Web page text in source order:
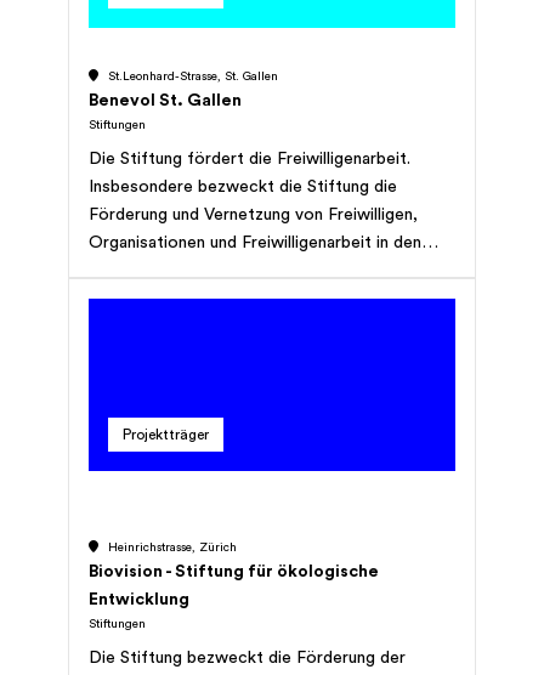
St.Leonhard-Strasse, St. Gallen
Benevol St. Gallen
Stiftungen
Die Stiftung fördert die Freiwilligenarbeit.
Insbesondere bezweckt die Stiftung die
Förderung und Vernetzung von Freiwilligen,
Organisationen und Freiwilligenarbeit in den
Kirche, Kultur und Umweltschutz. Zu diesem
Projektträger
Heinrichstrasse, Zürich
Biovision - Stiftung für ökologische
Entwicklung
Stiftungen
Die Stiftung bezweckt die Förderung der